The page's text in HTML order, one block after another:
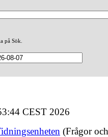
på Sök.
CEST 2026
(Frågor